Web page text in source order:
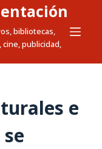
bibliotecas,
publicidad,
e